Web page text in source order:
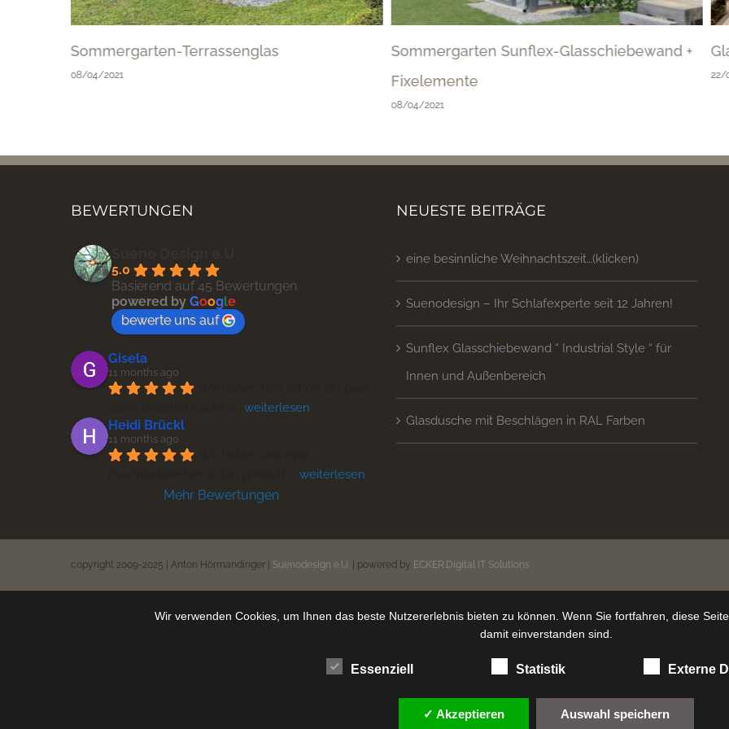
Sommergarten-Terrassenglas
08/04/2021
Sommergarten Sunflex-Glasschiebewand +
Fixelemente
08/04/2021
22/
BEWERTUNGEN
5.0
Basierend auf 45 Bewertungen
powered by Google
bewerte uns auf
Gisela
11 months ago
weiterlesen
Heidi Brückl
11 months ago
weiterlesen
Mehr Bewertungen
NEUESTE BEITRÄGE
eine besinnliche Weihnachtszeit…(klicken)
Suenodesign – Ihr Schlafexperte seit 12 Jahren!
Sunflex Glasschiebewand “ Industrial Style “ für
Innen und Außenbereich
Glasdusche mit Beschlägen in RAL Farben
copyright 2009-2025 | Anton Hörmandinger | Suenodesign e.U. | powered by ECKER.Digital IT Solutions
Wir verwenden Cookies, um Ihnen das beste Nutzererlebnis bieten zu können. Wenn Sie fortfahren, diese
damit einverstanden sind.
Essenziell Statistik Externe
✓ Akzeptieren Auswahl speichern